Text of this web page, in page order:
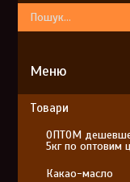
Товари
ОПТОМ
5кг по оптовим
Какао-масло